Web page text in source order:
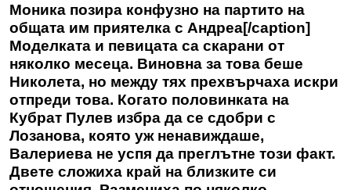
Моника позира конфузно на партито на
общата им приятелка с Андреа[/caption]
Моделката и певицата са скарани от
няколко месеца. Виновна за това беше
Николета, но между тях прехвърчаха искри
отпреди това. Когато половинката на
Кубрат Пулев избра да се сдобри с
Лозанова, която уж ненавиждаше,
Валериева не успя да преглътне този факт.
Двете сложиха край на близките си